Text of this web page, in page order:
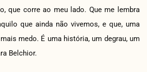
que corre ao meu lado. Que me lembra
que ainda não vivemos, e que, uma
medo. É uma história, um degrau, um
Belchior.